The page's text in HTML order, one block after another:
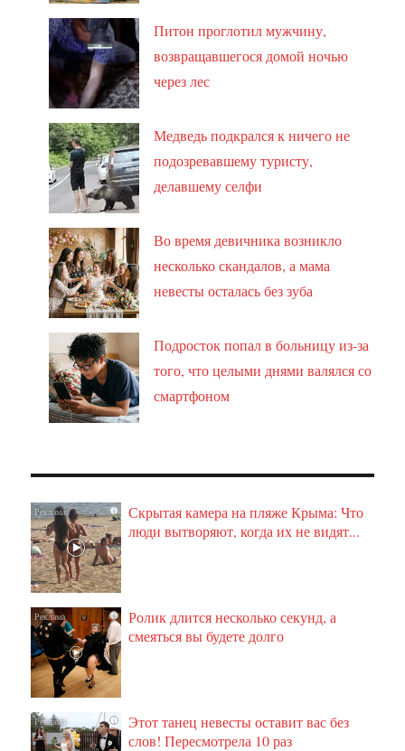
Питон проглотил мужчину,
возвращавшегося домой ночью
через лес
Медведь подкрался к ничего не
подозревавшему туристу,
делавшему селфи
Во время девичника возникло
несколько скандалов, а мама
невесты осталась без зуба
Подросток попал в больницу из-за
того, что целыми днями валялся со
смартфоном
i
Скрытая камера на пляже Крыма: Что
люди вытворяют, когда их не видят...
i
Ролик длится несколько секунд, а
смеяться вы будете долго
i
Этот танец невесты оставит вас без
слов! Пересмотрела 10 раз